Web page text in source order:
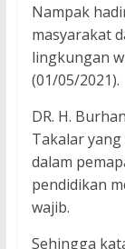
Nampak
masyarakat
lingkungan
(01/05/2021).
DR. H.
Takalar
dalam
pendidikan
wajib.
Sehingga